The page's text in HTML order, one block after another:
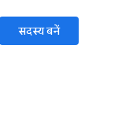
सदस्य बनें